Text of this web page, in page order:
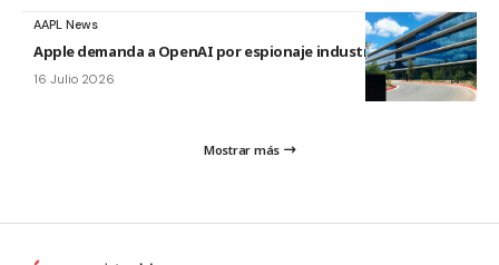
AAPL News
Apple demanda a OpenAI por espionaje industrial
16 Julio 2026
Mostrar más